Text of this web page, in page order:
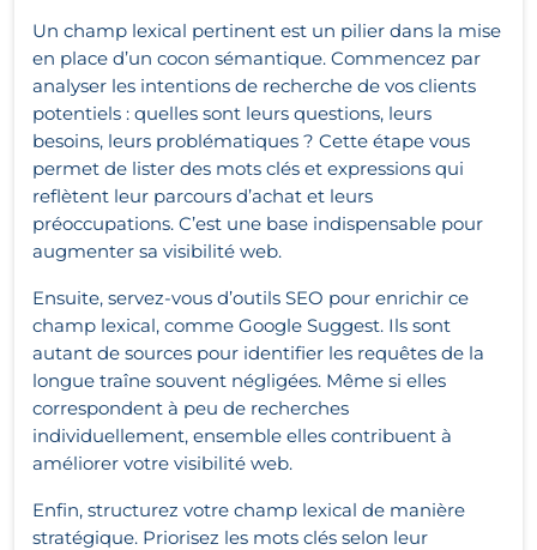
Un champ lexical pertinent est un pilier dans la mise
en place d’un cocon sémantique. Commencez par
analyser les intentions de recherche de vos clients
potentiels : quelles sont leurs questions, leurs
besoins, leurs problématiques ? Cette étape vous
permet de lister des mots clés et expressions qui
reflètent leur parcours d’achat et leurs
préoccupations. C’est une base indispensable pour
augmenter sa visibilité web.
Ensuite, servez-vous d’outils SEO pour enrichir ce
champ lexical, comme Google Suggest. Ils sont
autant de sources pour identifier les requêtes de la
longue traîne souvent négligées. Même si elles
correspondent à peu de recherches
individuellement, ensemble elles contribuent à
améliorer votre visibilité web.
Enfin, structurez votre champ lexical de manière
stratégique. Priorisez les mots clés selon leur